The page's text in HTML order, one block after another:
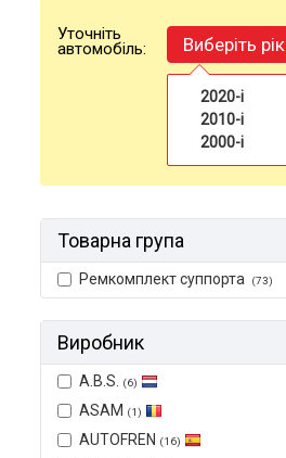
Уточніть
автомобіль: Виберіть рік
2020-і
2010-і
2000-і
Товарна група
Ремкомплект суппорта (73)
Виробник
A.B.S. (6)
ASAM (1)
AUTOFREN (16)